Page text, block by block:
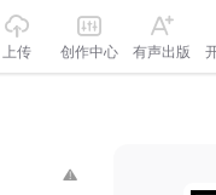
上传 创作中心 有声出版